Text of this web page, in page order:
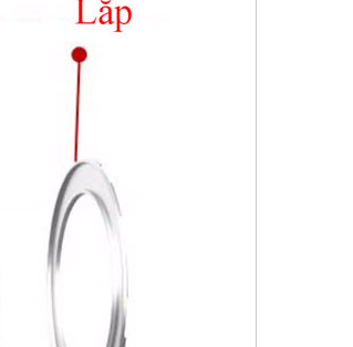
Vòng bi tỳ inox S51304 51305
51306 51307 51308 51309
Vòng bi tỳ inox 51107 51108
51109 51110 51111 51112